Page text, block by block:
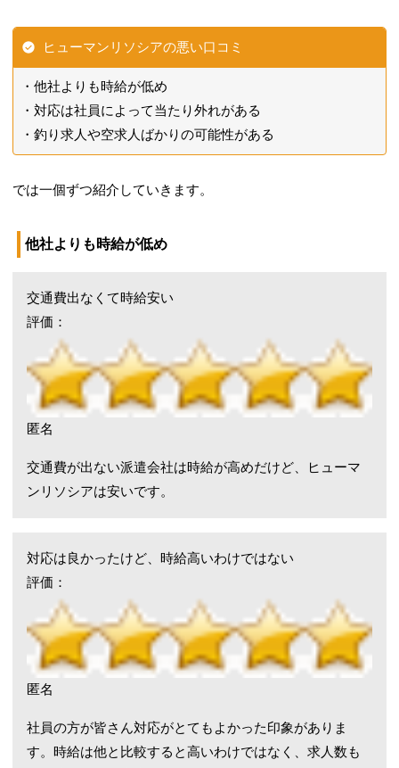
ヒューマンリソシアの悪い口コミ
他社よりも時給が低め
対応は社員によって当たり外れがある
釣り求人や空求人ばかりの可能性がある
では一個ずつ紹介していきます。
他社よりも時給が低め
交通費出なくて時給安い
評価：
匿名
交通費が出ない派遣会社は時給が高めだけど、ヒューマ
ンリソシアは安いです。
対応は良かったけど、時給高いわけではない
評価：
匿名
社員の方が皆さん対応がとてもよかった印象がありま
す。時給は他と比較すると高いわけではなく、求人数も